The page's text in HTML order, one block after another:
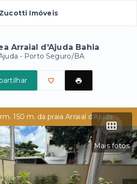
Zucotti Imóveis
Arraial d'Ajuda Bahia
- Porto Seguro/BA
Mais fotos
150 m. da praia Arraial d'Ajuda